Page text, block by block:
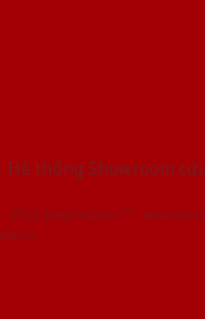
Hệ thống Showroom
2026 SaigonDoor™ -